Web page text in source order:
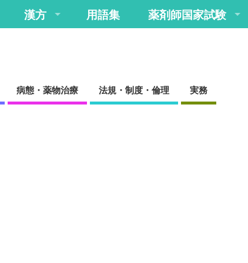
漢方 用語集 薬剤師国家試験
病態・薬物治療 法規・制度・倫理 実務